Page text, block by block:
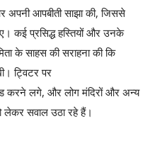
अपनी आपबीती साझा की, जिससे
कई प्रसिद्ध हस्तियों और उनके
के साहस की सराहना की कि
ट्विटर पर
लगे, और लोग मंदिरों और अन्य
लेकर सवाल उठा रहे हैं।